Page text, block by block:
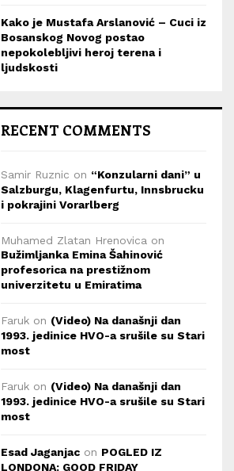
Kako je Mustafa Arslanović – Cuci iz
Bosanskog Novog postao
nepokolebljivi heroj terena i
ljudskosti
RECENT COMMENTS
Samir Ruznic on “Konzularni dani” u
Salzburgu, Klagenfurtu, Innsbrucku
i pokrajini Vorarlberg
Muhamed Zlatan Hrenovica on
Bužimljanka Emina Šahinović
profesorica na prestižnom
univerzitetu u Emiratima
Faruk on (Video) Na današnji dan
1993. jedinice HVO-a srušile su Stari
most
Faruk on (Video) Na današnji dan
1993. jedinice HVO-a srušile su Stari
most
Esad Jaganjac on POGLED IZ
LONDONA: GOOD FRIDAY